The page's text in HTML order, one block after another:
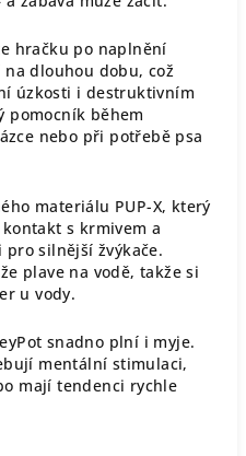
hračku po naplnění
na dlouhou dobu, což
úzkosti i destruktivním
pomocník během
nebo při potřebě psa
materiálu PUP-X, který
s krmivem a
pro silnější žvýkače.
plave na vodě, takže si
u vody.
snadno plní i myje.
mentální stimulaci,
mají tendenci rychle